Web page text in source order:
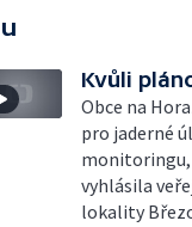
Kvůli
Obce na
pro jaderné
monitoringu,
vyhlásila
lokality